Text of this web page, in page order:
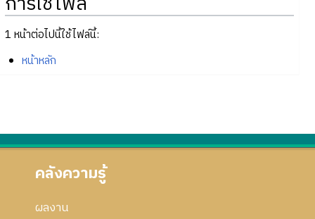
1 หน้าต่อไปนี้ใช้ไฟล์นี้:
หน้าหลัก
คลังความรู้
ผลงาน